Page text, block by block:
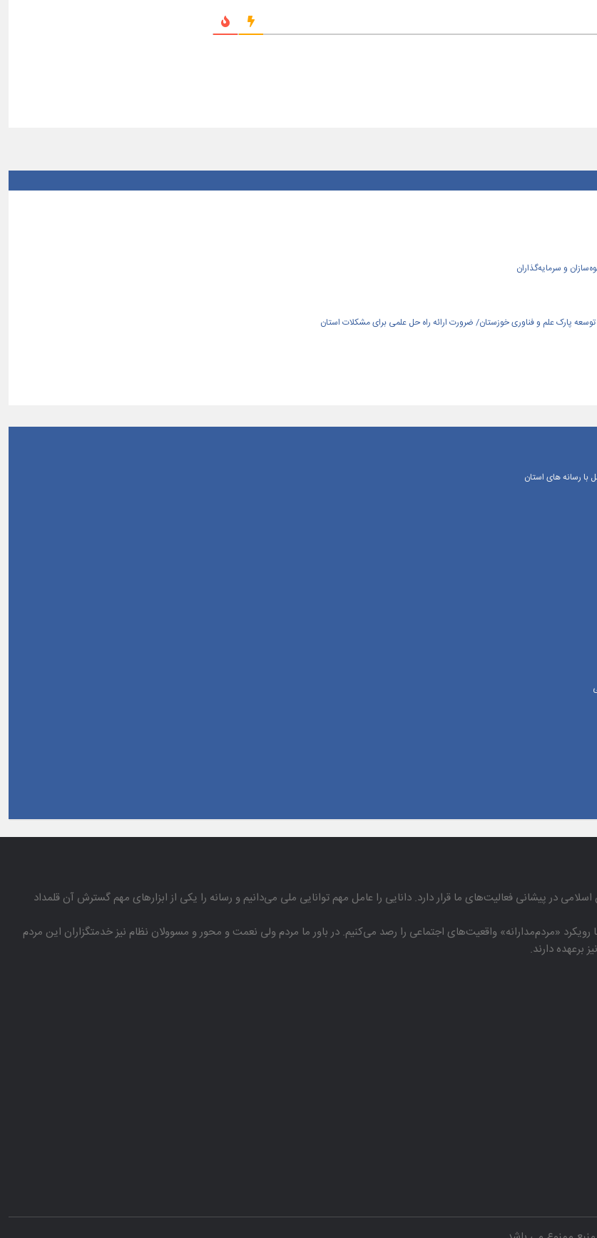
و سرمایه‌گذاران
توسعه پارک علم و فناوری خوزستان/ ضرورت ارائه راه حل علمی برای مشکلات استان
رسانه‌ های استان
در پیشانی فعالیت‌های ما قرار دارد. دانایی را عامل مهم توانایی ملی می‌دانیم و رسانه را یكی از ابزارهای مهم گسترش آن قلمداد
«مردم‌مدارانه‌» واقعیت‌های اجتماعی را رصد می‌كنیم. در باور ما مردم ولی نعمت و محور و مسوولان نظام نیز خدمتگزاران این مردم
دارند.